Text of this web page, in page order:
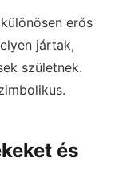
erős
jártak,
születnek.
és